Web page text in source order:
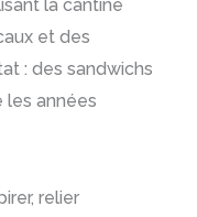
la cantine
et des
: des sandwichs
les années
relier